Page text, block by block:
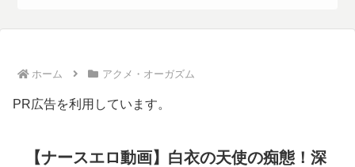
ホーム アクメ・オーガズム
PR広告を利用しています。
【ナースエロ動画】白衣の天使の痴態！深